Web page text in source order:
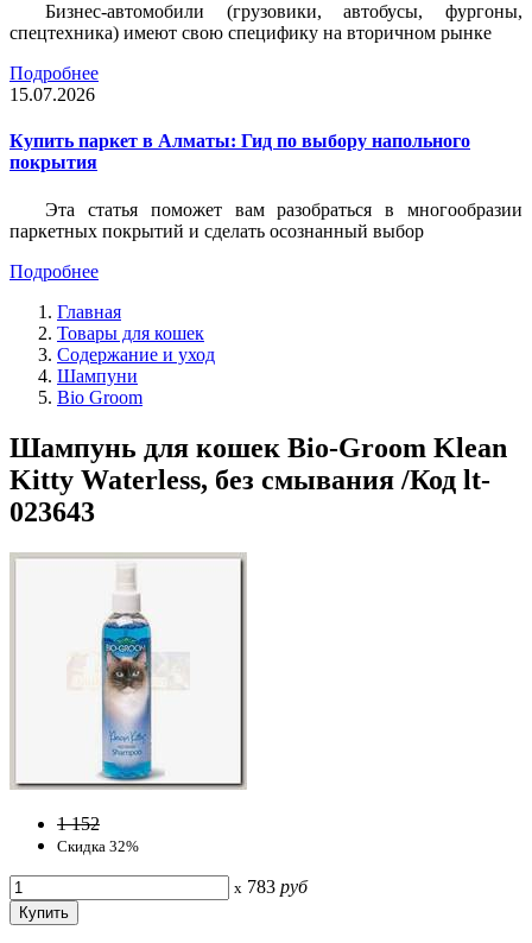
Бизнес-автомобили (грузовики, автобусы, фургоны,
спецтехника) имеют свою специфику на вторичном рынке
Подробнее
15.07.2026
Купить паркет в Алматы: Гид по выбору напольного
покрытия
Эта статья поможет вам разобраться в многообразии
паркетных покрытий и сделать осознанный выбор
Подробнее
Главная
Товары для кошек
Содержание и уход
Шампуни
Bio Groom
Шампунь для кошек Bio-Groom Klean
Kitty Waterless, без смывания /Код lt-
023643
1 152
Скидка 32%
x 783 руб